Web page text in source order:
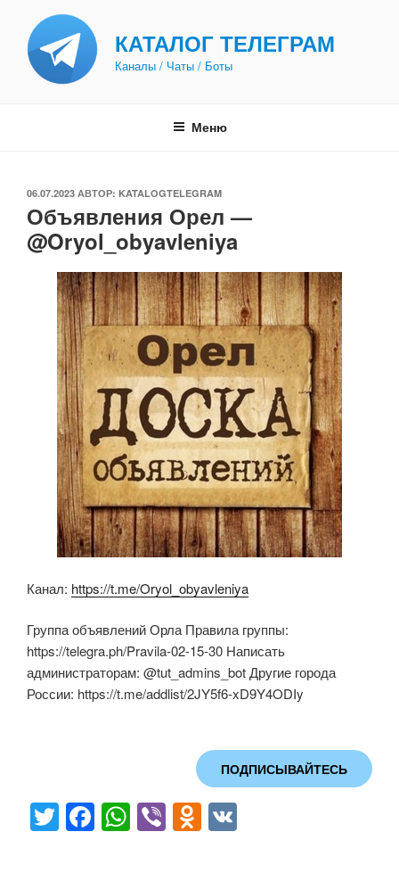
содержимому
КАТАЛОГ ТЕЛЕГРАМ
Каналы / Чаты / Боты
Меню
ОПУБЛИКОВАНО
06.07.2023 АВТОР: KATALOGTELEGRAM
Объявления Орел —
@Oryol_obyavleniya
Канал: https://t.me/Oryol_obyavleniya
Группа объявлений Орла Правила группы:
https://telegra.ph/Pravila-02-15-30 Написать
администраторам: @tut_admins_bot Другие города
России: https://t.me/addlist/2JY5f6-xD9Y4ODIy
ПОДПИСЫВАЙТЕСЬ
T F W Vi O